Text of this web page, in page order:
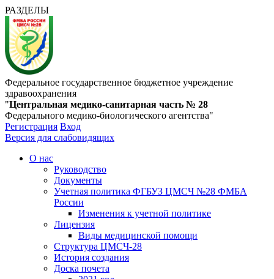
РАЗДЕЛЫ
Федеральное государственное бюджетное учреждение
здравоохранения
"Центральная медико-санитарная часть № 28
Федерального медико-биологического агентства"
Регистрация Вход
Версия для слабовидящих
О нас
Руководство
Документы
Учетная политика ФГБУЗ ЦМСЧ №28 ФМБА
России
Изменения к учетной политике
Лицензия
Виды медицинской помощи
Структура ЦМСЧ-28
История создания
Доска почета